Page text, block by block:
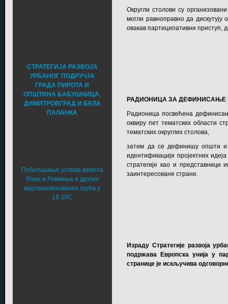
Округли столови су
могли равноправно да
овакав партиципативни приступ,
РАДИОНИЦА ЗА ДЕФИНИСАЊЕ
Радионица посвећена
оквиру пет тематских области
тематских округлих столова,
затим да се дефинишу општи и
идентификацији пројектних
стратегије као и представници
заинтересоване стране.
Израду Стратегије развоја
подржава Европска унија у
странице је искључива
СТРАТЕГИЈА РАЗВОЈА
УРБАНОГ ПОДРУЧЈА
ГРАДА ПИРОТА И
ОПШТИНА БАБУШНИЦА,
ДИМИТРОВГРАД И БЕЛА
ПАЛАНКА
Побољшање услова живота
Рома и Ромкиња и других
маргинализованих група у
18 ЈЛС